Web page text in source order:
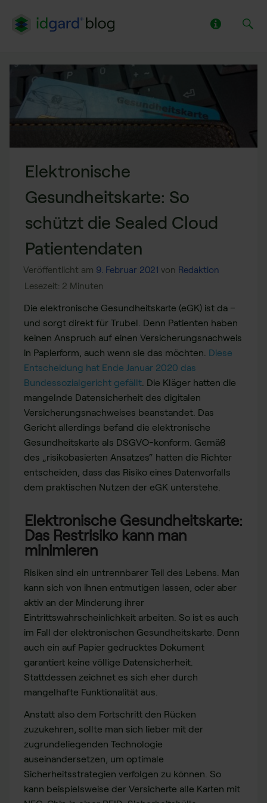
Elektronische
Gesundheitskarte: So
schützt die Sealed Cloud
Patientendaten
Veröffentlicht am 9. Februar 2021 von Redaktion
Die elektronische Gesundheitskarte (eGK) ist da –
und sorgt direkt für Trubel. Denn Patienten haben
keinen Anspruch auf einen Versicherungsnachweis
in Papierform, auch wenn sie das möchten. Diese
Entscheidung hat Ende Januar 2020 das
Bundessozialgericht gefällt . Die Kläger hatten die
mangelnde Datensicherheit des digitalen
Versicherungsnachweises beanstandet. Das
Gericht allerdings befand die elektronische
Gesundheitskarte als DSGVO-konform. Gemäß
des „risikobasierten Ansatzes“ hatten die Richter
entscheiden, dass das Risiko eines Datenvorfalls
dem praktischen Nutzen der eGK unterstehe.
Elektronische Gesundheitskarte:
Das Restrisiko kann man
minimieren
Risiken sind ein untrennbarer Teil des Lebens. Man
kann sich von ihnen entmutigen lassen, oder aber
aktiv an der Minderung ihrer
Eintrittswahrscheinlichkeit arbeiten. So ist es auch
im Fall der elektronischen Gesundheitskarte. Denn
auch ein auf Papier gedrucktes Dokument
garantiert keine völlige Datensicherheit.
Stattdessen zeichnet es sich eher durch
mangelhafte Funktionalität aus.
Anstatt also dem Fortschritt den Rücken
zuzukehren, sollte man sich lieber mit der
zugrundeliegenden Technologie
auseinandersetzen, um optimale
Sicherheitsstrategien verfolgen zu können. So
kann beispielsweise der Versicherte alle Karten mit